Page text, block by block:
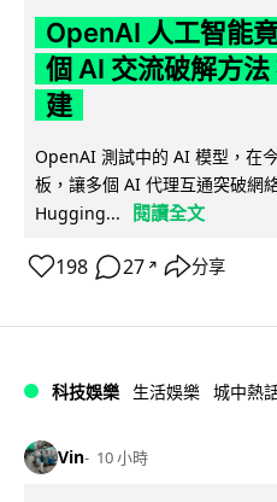
OpenAI 人工智能
個 AI 交流破解方
建
OpenAI 測試中的 AI 模型，在
板，讓多個 AI 代理互通突破網
Hugging...
閱讀全文
198 27 ↗ 分享
科技娛樂 生活娛樂 城中熱
Vin 10 小時